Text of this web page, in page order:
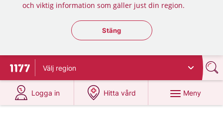
och viktig information som gäller just din region.
Stäng regionsväljaren
Stäng
Till startsidan för 1177
Välj region
Logga in
på 1177.se
Hitta vård
på 1177.se
Meny